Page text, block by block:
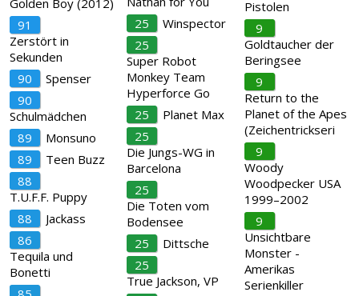
Golden Boy (2012)
91
Zerstört in
Sekunden
90
Spenser
90
Schulmädchen
89
Monsuno
89
Teen Buzz
88
T.U.F.F. Puppy
88
Jackass
86
Tequila und
Bonetti
25
Winspector
25
Super Robot
Monkey Team
Hyperforce Go
25
Planet Max
25
Die Jungs-WG in
Barcelona
25
Die Toten vom
Bodensee
25
Dittsche
25
True Jackson, VP
Pistolen
9
Goldtaucher der
Beringsee
9
Return to the
Planet of the Apes
(Zeichentrickseri
9
Woody
Woodpecker USA
1999–2002
9
Unsichtbare
Monster -
Amerikas
Serienkiller